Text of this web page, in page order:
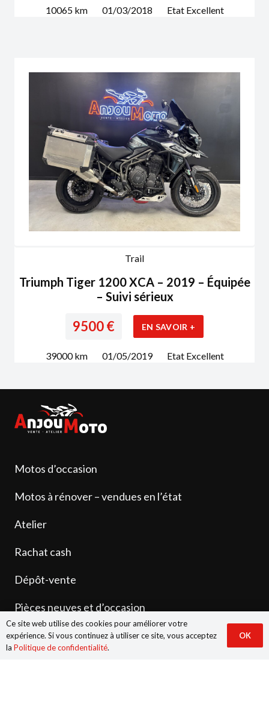
10065km 01/03/2018 Etat Excellent
Trail
Triumph Tiger 1200 XCA – 2019 – Équipée
– Suivi sérieux
9500€ EN SAVOIR +
39000km 01/05/2019 Etat Excellent
Motos d’occasion
Motos à rénover – vendues en l’état
Atelier
Rachat cash
Dépôt-vente
Pièces neuves et d’occasion
Contact
Ce site web utilise des cookies pour améliorer votre
expérience. Si vous continuez à utiliser ce site, vous acceptez
la Politique de confidentialité.
OK